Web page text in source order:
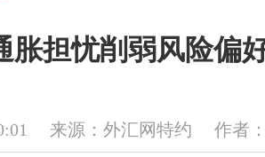
胀担忧削弱风险偏
来源：外汇网特约 作者